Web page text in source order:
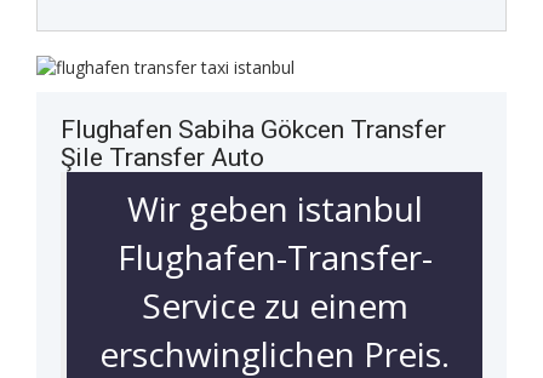
Flughafen Sabiha Gökcen Transfer
Şile Transfer Auto
Wir geben istanbul
Flughafen-Transfer-
Service zu einem
erschwinglichen Preis.